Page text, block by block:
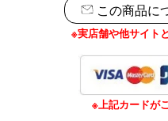
この商品に
※実店舗や他サイト
※上記カードが